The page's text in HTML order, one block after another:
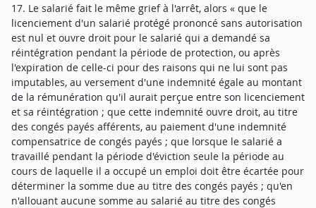
17. Le salarié fait le même grief à l'arrêt, alors « que le
licenciement d'un salarié protégé prononcé sans autorisation
est nul et ouvre droit pour le salarié qui a demandé sa
réintégration pendant la période de protection, ou après
l'expiration de celle-ci pour des raisons qui ne lui sont pas
imputables, au versement d'une indemnité égale au montant
de la rémunération qu'il aurait perçue entre son licenciement
et sa réintégration ; que cette indemnité ouvre droit, au titre
des congés payés afférents, au paiement d'une indemnité
compensatrice de congés payés ; que lorsque le salarié a
travaillé pendant la période d'éviction seule la période au
cours de laquelle il a occupé un emploi doit être écartée pour
déterminer la somme due au titre des congés payés ; qu'en
n'allouant aucune somme au salarié au titre des congés